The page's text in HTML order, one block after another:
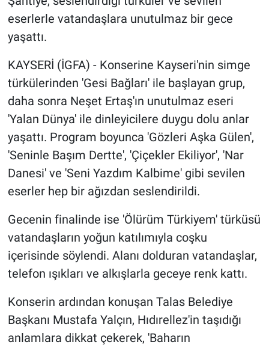
eserlerle vatandaşlara unutulmaz bir gece
yaşattı.
KAYSERİ (İGFA) - Konserine Kayseri'nin simge
türkülerinden 'Gesi Bağları' ile başlayan grup,
daha sonra Neşet Ertaş'ın unutulmaz eseri
'Yalan Dünya' ile dinleyicilere duygu dolu anlar
yaşattı. Program boyunca 'Gözleri Aşka Gülen',
'Seninle Başım Dertte', 'Çiçekler Ekiliyor', 'Nar
Danesi' ve 'Seni Yazdım Kalbime' gibi sevilen
eserler hep bir ağızdan seslendirildi.
Gecenin finalinde ise 'Ölürüm Türkiyem' türküsü
vatandaşların yoğun katılımıyla coşku
içerisinde söylendi. Alanı dolduran vatandaşlar,
telefon ışıkları ve alkışlarla geceye renk kattı.
Konserin ardından konuşan Talas Belediye
Başkanı Mustafa Yalçın, Hıdırellez'in taşıdığı
anlamlara dikkat çekerek, 'Baharın